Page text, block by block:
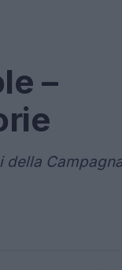
–
della